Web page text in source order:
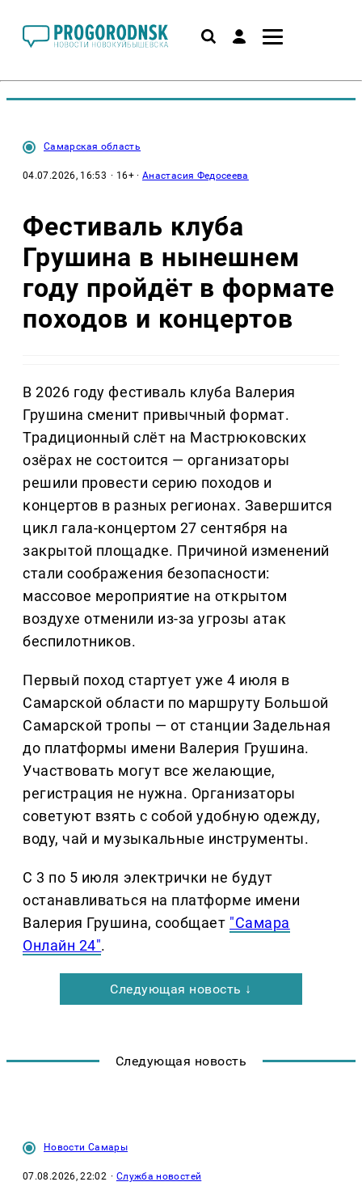
Самарская область
04.07.2026, 16:53 · 16+ ·Анастасия Федосеева
Фестиваль клуба
Грушина в нынешнем
году пройдёт в формате
походов и концертов
В 2026 году фестиваль клуба Валерия
Грушина сменит привычный формат.
Традиционный слёт на Мастрюковских
озёрах не состоится — организаторы
решили провести серию походов и
концертов в разных регионах. Завершится
цикл гала-концертом 27 сентября на
закрытой площадке. Причиной изменений
стали соображения безопасности:
массовое мероприятие на открытом
воздухе отменили из-за угрозы атак
беспилотников.
Первый поход стартует уже 4 июля в
Самарской области по маршруту Большой
Самарской тропы — от станции Задельная
до платформы имени Валерия Грушина.
Участвовать могут все желающие,
регистрация не нужна. Организаторы
советуют взять с собой удобную одежду,
воду, чай и музыкальные инструменты.
С 3 по 5 июля электрички не будут
останавливаться на платформе имени
Валерия Грушина, сообщает "Самара
Онлайн 24".
Следующая новость ↓
Следующая новость
Новости Самары
07.08.2026, 22:02 · Служба новостей